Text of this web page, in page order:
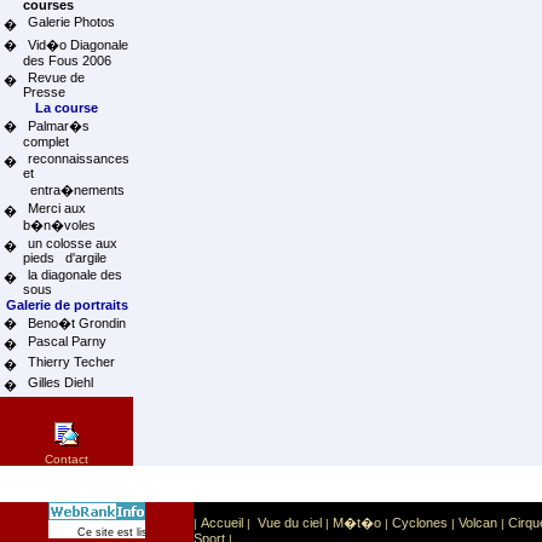
courses
�
Galerie Photos
�
Vid�o Diagonale
des Fous 2006
�
Revue de
Presse
La course
�
Palmar�s
complet
�
reconnaissances
et
entra�nements
�
Merci aux
b�n�voles
�
un colosse aux
pieds d'argile
�
la diagonale des
sous
Galerie de portraits
�
Beno�t Grondin
�
Pascal Parny
�
Thierry Techer
�
Gilles Diehl
Contact
Ce site est list� dans la cat�gorie Sport Sports extr�mes
| Accueil | Vue du ciel | M�t�o | Cyclones | Volcan |
Sport |